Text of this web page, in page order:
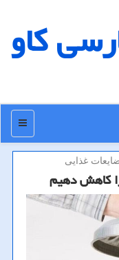
كاو
منو
غذایی
کاهش دهیم